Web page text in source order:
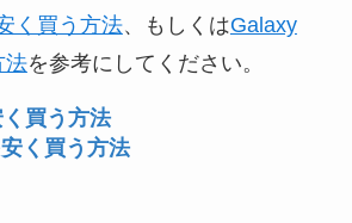
く買う方法、もしくはGalaxy
法を参考にしてください。
買う方法
く買う方法